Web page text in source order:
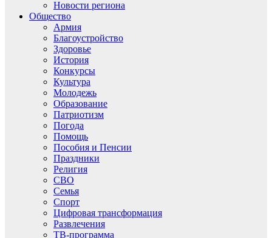
Новости региона
Общество
Армия
Благоустройство
Здоровье
История
Конкурсы
Культура
Молодежь
Образование
Патриотизм
Погода
Помощь
Пособия и Пенсии
Праздники
Религия
СВО
Семья
Спорт
Цифровая трансформация
Развлечения
ТВ-программа